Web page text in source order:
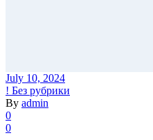
July 10, 2024
! Без рубрики
By admin
0
0